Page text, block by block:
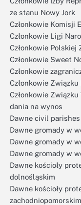
ze stanu Nowy Jork
Członkowie Komisji
Członkowie Ligi
Członkowie Polskiej
Członkowie Sweet
Członkowie
Członkowie Związku
Członkowie
dania na wynos
Dawne civil
Dawne gromady w
Dawne gromady w
Dawne gromady w
Dawne kościoły
dolnośląskim
Dawne kościoły
zachodniopomorskim